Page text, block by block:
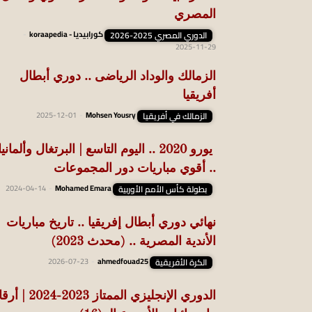
المصري
الدوري المصري 2025-2026 كورابيديا - koraapedia
2025-11-29
الزمالك والوداد الرياضى .. دوري أبطال
أفريقيا
الزمالك في أفريقيا Mohsen Yousry
2025-12-01
يورو 2020 .. اليوم التاسع | البرتغال
.. أقوي مباريات دور المجموعات
بطولة كأس الأمم الأوربية Mohamed Emara
2024-04-14
نهائي دوري أبطال إفريقيا .. تاريخ مباريات
الأندية المصرية .. (محدث 2023)
الكرة الأفريقية ahmedfouad25
2026-07-23
الدوري الإنجليزي الممتاز